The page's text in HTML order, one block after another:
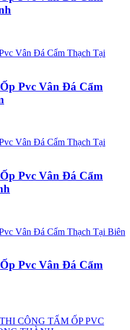
Pvc Vân Đá Cẩm
Pvc Vân Đá Cẩm
Pvc Vân Đá Cẩm